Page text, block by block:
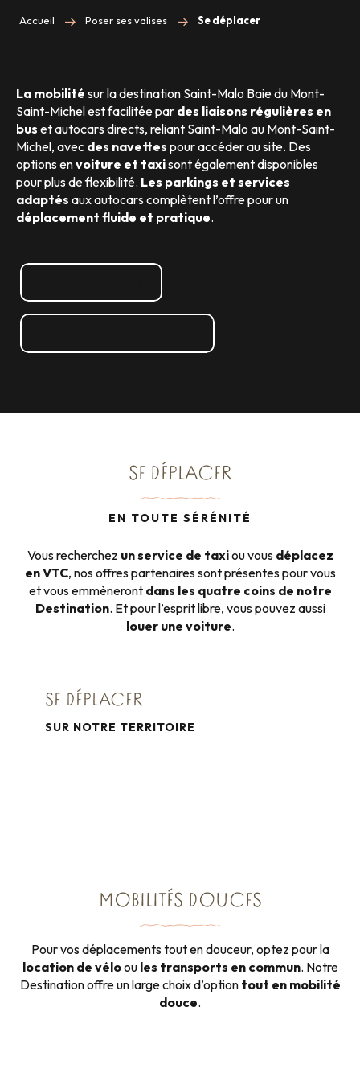
Accueil Poser ses valises Se déplacer
La mobilité sur la destination Saint-Malo Baie du Mont-
Saint-Michel est facilitée par des liaisons régulières en
bus et autocars directs, reliant Saint-Malo au Mont-Saint-
Michel, avec des navettes pour accéder au site. Des
options envoiture et taxisont également disponibles
pour plus de flexibilité. Les parkings et services
adaptés aux autocars complètent l’offre pour un
déplacement fluide et pratique.
SE DÉPLACER
EN TOUTE SÉRÉNITÉ
Vous recherchez un service de taxiou vous déplacez
en VTC, nos offres partenaires sont présentes pour vous
et vous emmèneront dans les quatre coins de notre
Destination. Et pour l’esprit libre, vous pouvez aussi
louer une voiture.
SE DÉPLACER
SUR NOTRE TERRITOIRE
MOBILITÉS DOUCES
Pour vos déplacements tout en douceur, optez pour la
location de véloou les transports en commun. Notre
Destination offre un large choix d’option tout en mobilité
douce.